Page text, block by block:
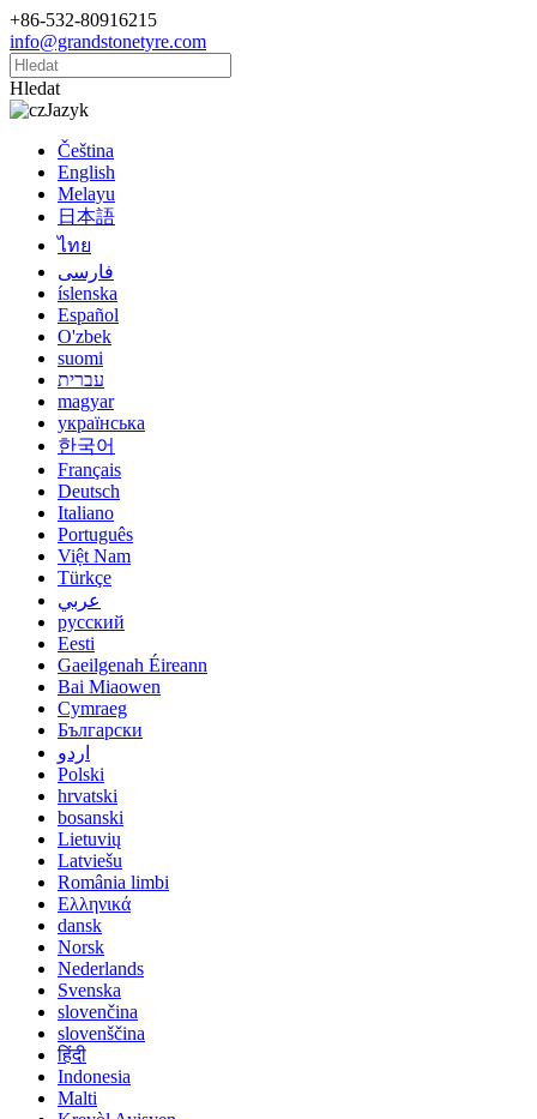
+86-532-80916215
info@grandstonetyre.com
Hledat
Jazyk
Čeština
English
Melayu
日本語
ไทย
فارسی
íslenska
Español
O'zbek
suomi
עברית
magyar
українська
한국어
Français
Deutsch
Italiano
Português
Việt Nam
Türkçe
عربي
русский
Eesti
Gaeilgenah Éireann
Bai Miaowen
Cymraeg
Български
اردو
Polski
hrvatski
bosanski
Lietuvių
Latviešu
România limbi
Ελληνικά
dansk
Norsk
Nederlands
Svenska
slovenčina
slovenščina
हिंदी
Indonesia
Malti